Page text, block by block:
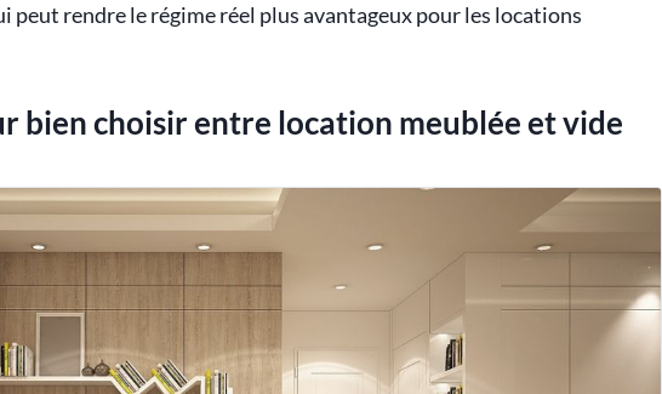
peut rendre le régime réel plus avantageux pour les locations
bien choisir entre location meublée et vide